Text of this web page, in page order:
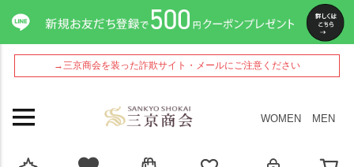
→三京商会を装った詐欺サイト・メールにご注意ください
WOMEN MEN
ペー
ジト
ップ
へ